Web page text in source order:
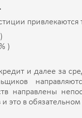
привлекаются
)
и далее за
направлены
это в обязательном